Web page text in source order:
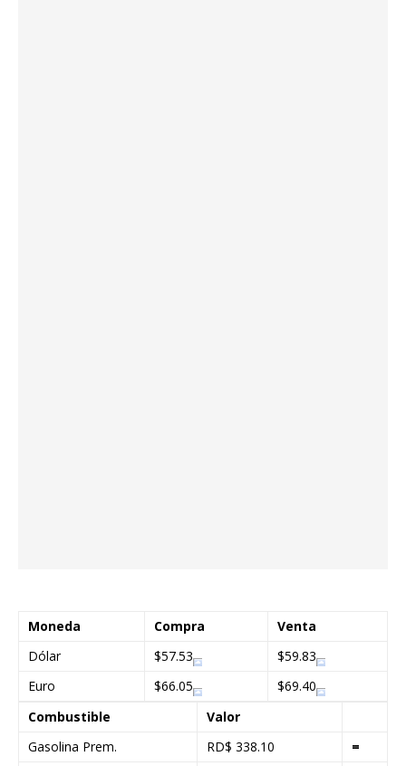
Moneda Compra
Venta
Dólar
$57.53
$59.83
Euro
$66.05
$69.40
Combustible
Valor
Gasolina Prem.
RD$ 338.10
=